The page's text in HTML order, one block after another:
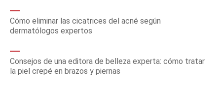
Cómo eliminar las cicatrices del acné según
dermatólogos expertos
Consejos de una editora de belleza experta: cómo tratar
la piel crepé en brazos y piernas